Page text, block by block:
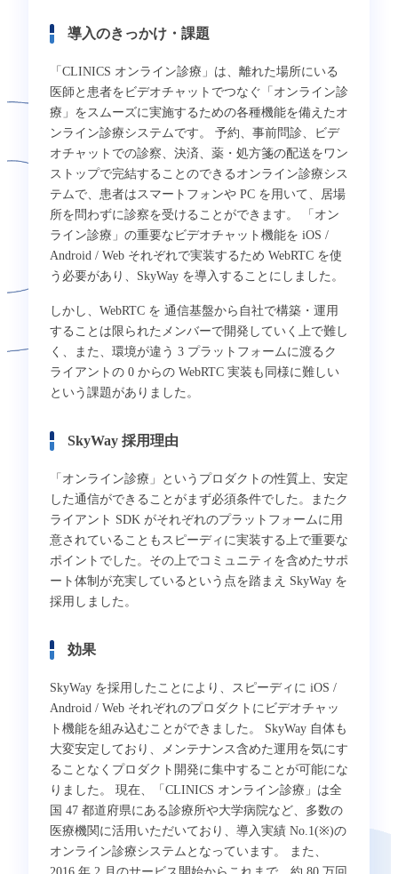
導入のきっかけ・課題
「CLINICS オンライン診療」は、離れた場所にいる
医師と患者をビデオチャットでつなぐ「オンライン診
療」をスムーズに実施するための各種機能を備えたオ
ンライン診療システムです。 予約、事前問診、ビデ
オチャットでの診察、決済、薬・処方箋の配送をワン
ストップで完結することのできるオンライン診療シス
テムで、患者はスマートフォンや PC を用いて、居場
所を問わずに診察を受けることができます。 「オン
ライン診療」の重要なビデオチャット機能を iOS /
Android / Web それぞれで実装するため WebRTC を使
う必要があり、SkyWay を導入することにしました。
しかし、WebRTC を 通信基盤から自社で構築・運用
することは限られたメンバーで開発していく上で難し
く、また、環境が違う 3 プラットフォームに渡るク
ライアントの 0 からの WebRTC 実装も同様に難しい
という課題がありました。
SkyWay 採用理由
「オンライン診療」というプロダクトの性質上、安定
した通信ができることがまず必須条件でした。またク
ライアント SDK がそれぞれのプラットフォームに用
意されていることもスピーディに実装する上で重要な
ポイントでした。その上でコミュニティを含めたサポ
ート体制が充実しているという点を踏まえ SkyWay を
採用しました。
効果
SkyWay を採用したことにより、スピーディに iOS /
Android / Web それぞれのプロダクトにビデオチャッ
ト機能を組み込むことができました。 SkyWay 自体も
大変安定しており、メンテナンス含めた運用を気にす
ることなくプロダクト開発に集中することが可能にな
りました。 現在、「CLINICS オンライン診療」は全
国 47 都道府県にある診療所や大学病院など、多数の
医療機関に活用いただいており、導入実績 No.1(※)の
オンライン診療システムとなっています。 また、